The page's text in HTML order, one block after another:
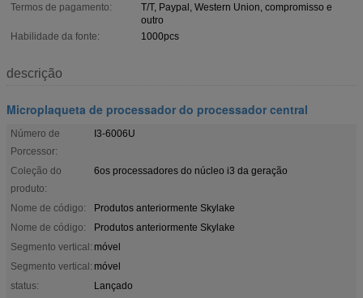
Termos de pagamento:
T/T, Paypal, Western Union, compromisso e
outro
Habilidade da fonte:
1000pcs
descrição
Microplaqueta de processador do processador central
Número de
Porcessor:
I3-6006U
Coleção do
produto:
6os processadores do núcleo i3 da geração
Nome de código:
Produtos anteriormente Skylake
Nome de código:
Produtos anteriormente Skylake
Segmento vertical: móvel
Segmento vertical: móvel
status:
Lançado